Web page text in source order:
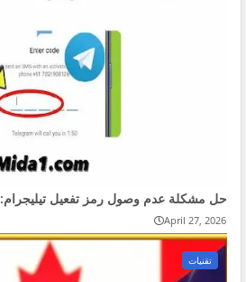
حل مشكلة عدم وصول رمز تفعيل تيليجرام: 5 طرق نهائية ومجربة
April 27, 2026
تقنيات